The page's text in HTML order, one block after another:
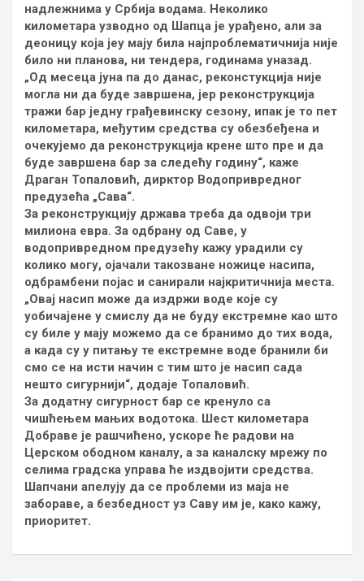
надлежнима у Србија водама. Неколико
километара узводно од Шапца је урађено, али за
деоницу која јеу мају била најпроблематичнија није
било ни планова, ни тендера, годинама уназад.
„Од месеца јуна па до данас, реконстукција није
могла ни да буде завршена, јер реконструкција
тражи бар једну грађевинску сезону, ипак је то пет
километара, међутим средства су обезбеђена и
очекујемо да реконструкција крене што пре и да
буде завршена бар за следећу годину“, каже
Драган Топаловић, дирктор Водопривредног
предузећа „Сава“.
За реконструкцију држава треба да одвоји три
милиона евра. За одбрану од Саве, у
водопривредном предузећу кажу урадили су
колико могу, ојачали такозване ножице насипа,
одбрамбени појас и санирали најкритичнија места.
„Овај насип може да издржи воде које су
уобичајене у смислу да не буду екстремне као што
су биле у мају можемо да се бранимо до тих вода,
а када су у питању те екстремне воде бранили би
смо се на исти начин с тим што је насип сада
нешто сигурнији“, додаје Топаловић.
За додатну сигурност бар се кренуло са
чишћењем мањих водотока. Шест километара
Добраве је рашчићено, ускоре ће радови на
Церском ободном каналу, а за каналску мрежу по
селима градска управа ће издвојити средства.
Шапчани апелују да се проблеми из маја не
забораве, а безбедност уз Саву им је, како кажу,
приоритет.